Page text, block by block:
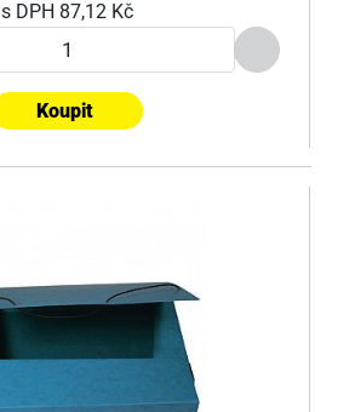
s DPH 87,12 Kč
Koupit